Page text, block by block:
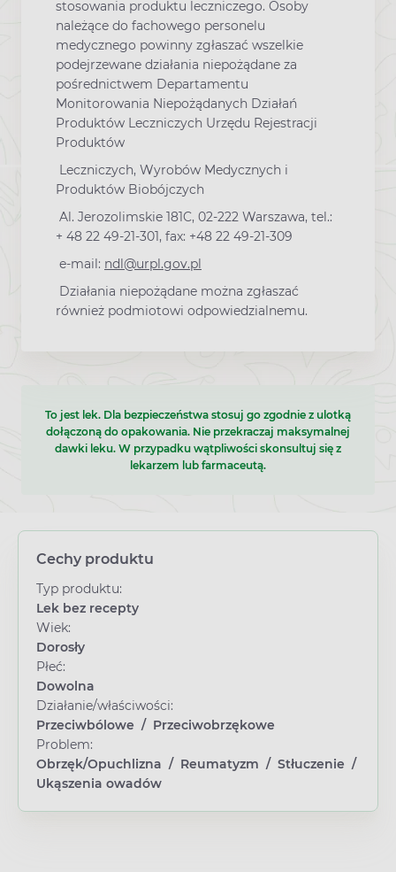
stosowania produktu leczniczego. Osoby
należące do fachowego personelu
medycznego powinny zgłaszać wszelkie
podejrzewane działania niepożądane za
pośrednictwem Departamentu
Monitorowania Niepożądanych Działań
Produktów Leczniczych Urzędu Rejestracji
Produktów
Leczniczych, Wyrobów Medycznych i
Produktów Biobójczych
Al. Jerozolimskie 181C, 02-222 Warszawa, tel.:
+ 48 22 49-21-301, fax: +48 22 49-21-309
e-mail: ndl@urpl.gov.pl
Działania niepożądane można zgłaszać
również podmiotowi odpowiedzialnemu.
To jest lek. Dla bezpieczeństwa stosuj go zgodnie z ulotką
dołączoną do opakowania. Nie przekraczaj maksymalnej
dawki leku. W przypadku wątpliwości skonsultuj się z
lekarzem lub farmaceutą.
Cechy produktu
Typ produktu:
Lek bez recepty
Wiek:
Dorosły
Płeć:
Dowolna
Działanie/właściwości:
Przeciwbólowe / Przeciwobrzękowe
Problem:
Obrzęk/Opuchlizna / Reumatyzm / Stłuczenie /
Ukąszenia owadów